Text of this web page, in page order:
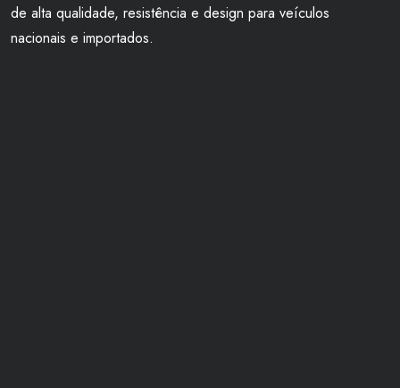
de alta qualidade, resistência e design para veículos
nacionais e importados.